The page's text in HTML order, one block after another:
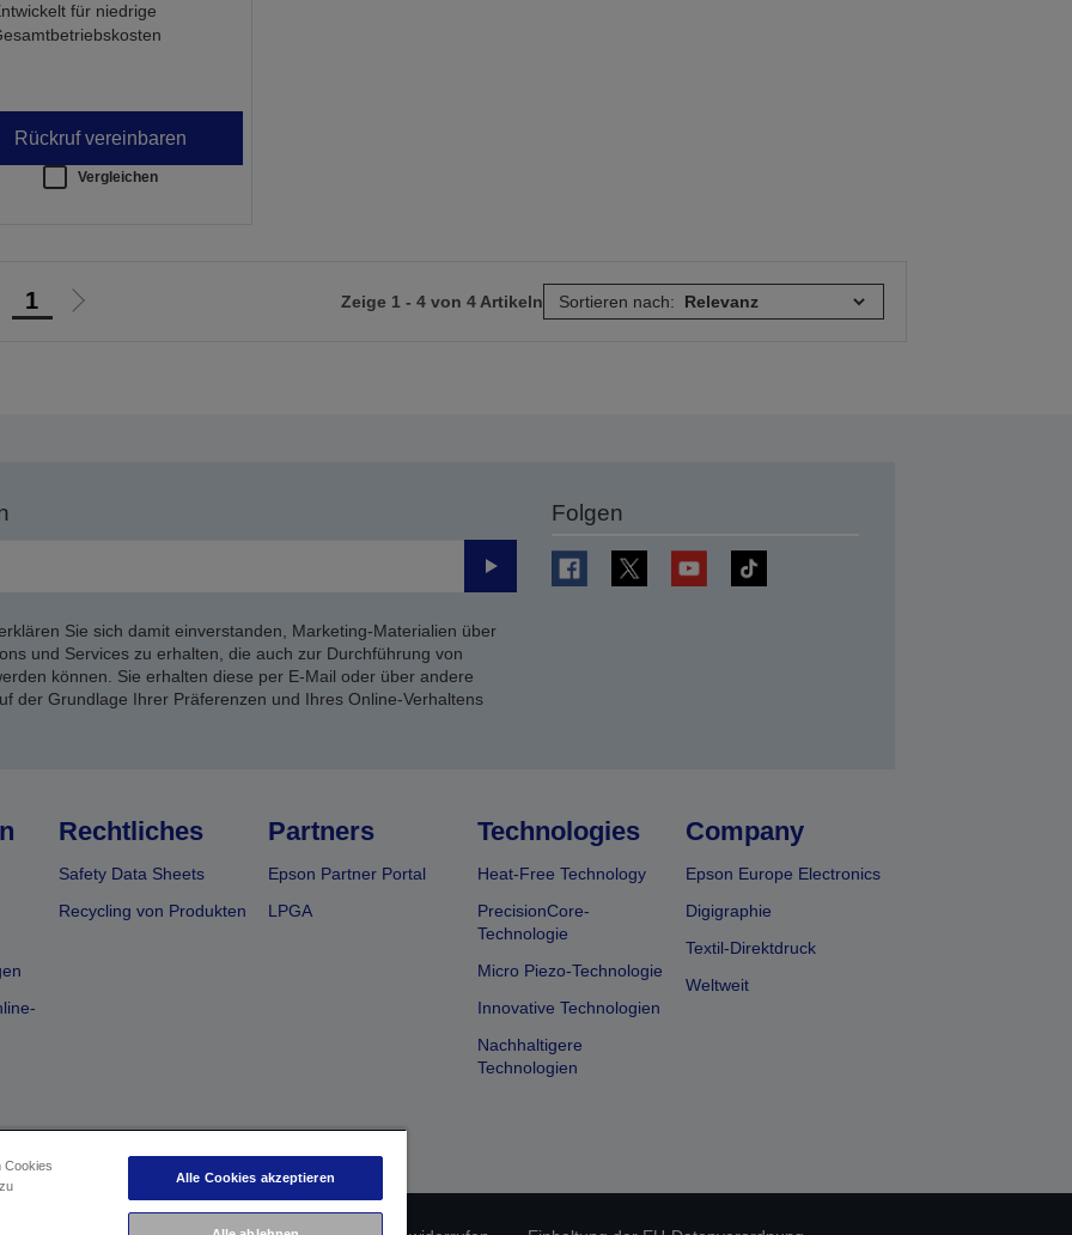
für niedrige
Rückruf vereinbaren
Vergleichen
1
Zur
Zeige 1 - 4 von 4 Artikeln Sortieren nach:
Senden
Sie sich damit einverstanden, Marketing-Materialien über
und Services zu erhalten, die auch zur Durchführung von
können. Sie erhalten diese per E-Mail oder über andere
der Grundlage Ihrer Präferenzen und Ihres Online-Verhaltens
Folgen
Rechtliches
Safety Data Sheets
Recycling von Produkten
Partners
Epson Partner Portal
LPGA
Technologies
Heat-Free Technology
PrecisionCore-
Technologie
Micro Piezo-Technologie
Innovative Technologien
Nachhaltigere
Technologien
Company
Epson Europe Electronics
Digigraphie
Textil-Direktdruck
Weltweit
Cookies
Alle Cookies akzeptieren